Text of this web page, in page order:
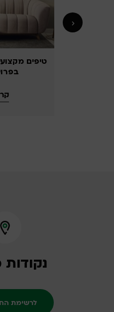
לשילוב תאורה
לרשימת